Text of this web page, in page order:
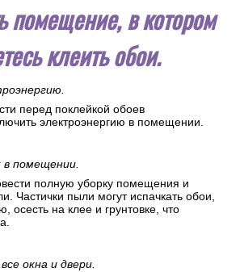
помещение, в котором
клеить обои.
перед поклейкой обоев
электроэнергию в помещении.
в помещении.
полную уборку помещения и
Частички пыли могут испачкать обои,
осесть на клее и грунтовке, что
окна и двери.